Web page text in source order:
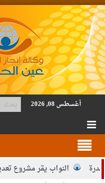
أغسطس 08, 2026
النواب يقر مشروع تعديل